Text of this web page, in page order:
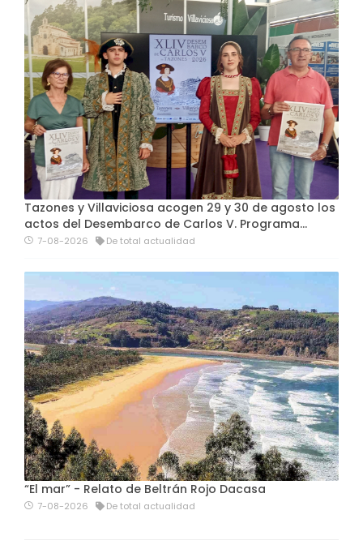
Tazones y Villaviciosa acogen 29 y 30 de agosto los
actos del Desembarco de Carlos V. Programa…
7-08-2026 De total actualidad
“El mar” - Relato de Beltrán Rojo Dacasa
7-08-2026 De total actualidad